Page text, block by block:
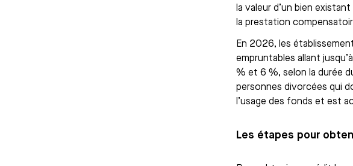
la valeur d’un bien
la prestation
En 2026, les
empruntables allant
% et 6 %, selon la durée
personnes divorcées qui
l’usage des fonds et est
Les étapes pour